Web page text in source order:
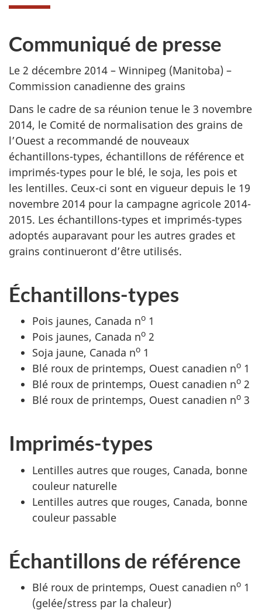
Communiqué de presse
Le 2 décembre 2014 – Winnipeg (Manitoba) –
Commission canadienne des grains
Dans le cadre de sa réunion tenue le 3 novembre
2014, le Comité de normalisation des grains de
l’Ouest a recommandé de nouveaux
échantillons-types, échantillons de référence et
imprimés-types pour le blé, le soja, les pois et
les lentilles. Ceux-ci sont en vigueur depuis le 19
novembre 2014 pour la campagne agricole 2014-
2015. Les échantillons-types et imprimés-types
adoptés auparavant pour les autres grades et
grains continueront d’être utilisés.
Échantillons-types
Pois jaunes, Canada no 1
Pois jaunes, Canada no 2
Soja jaune, Canada no 1
Blé roux de printemps, Ouest canadien no 1
Blé roux de printemps, Ouest canadien no 2
Blé roux de printemps, Ouest canadien no 3
Imprimés-types
Lentilles autres que rouges, Canada, bonne
couleur naturelle
Lentilles autres que rouges, Canada, bonne
couleur passable
Échantillons de référence
Blé roux de printemps, Ouest canadien no 1
(gelée/stress par la chaleur)